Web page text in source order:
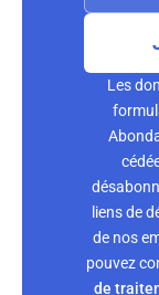
Les
liens de
de nos
pouvez
de